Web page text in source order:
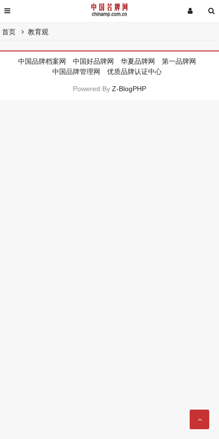
首页 教育观
中国品牌档案网 中国好品牌网 华夏品牌网
第一品牌网
中国品牌管理网
优质品牌认证中心
Powered By Z-BlogPHP